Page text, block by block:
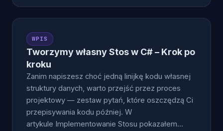
WPIS
Tworzymy własny Stos w C# – Krok po
kroku
Zanim napiszesz choć jedną linijkę kodu własnej
struktury danych, warto przejść przez proces
projektowy — zestaw pytań, które oszczędzą Ci
przepisywania kodu później. W
artykule Implementowanie Stosu pokazałem…